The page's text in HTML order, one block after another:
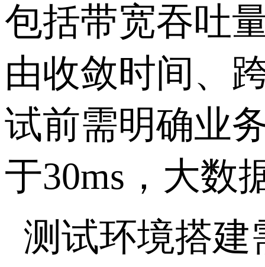
包括带宽吞吐
由收敛时间、
试前需明确业
于30ms ，大数
测试环境搭建